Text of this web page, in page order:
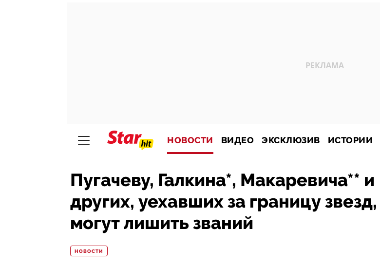
НОВОСТИ ВИДЕО ЭКСКЛЮЗИВ ИСТОРИИ
Пугачеву, Галкина*, Макаревича** и
других, уехавших за границу звезд,
могут лишить званий
НОВОСТИ